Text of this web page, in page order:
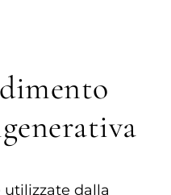
utilizzate dalla